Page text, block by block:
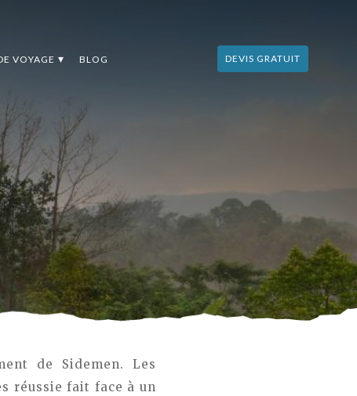
VOYAGE BLOG DEVIS GRATUIT
de Sidemen. Les
réussie fait face à un